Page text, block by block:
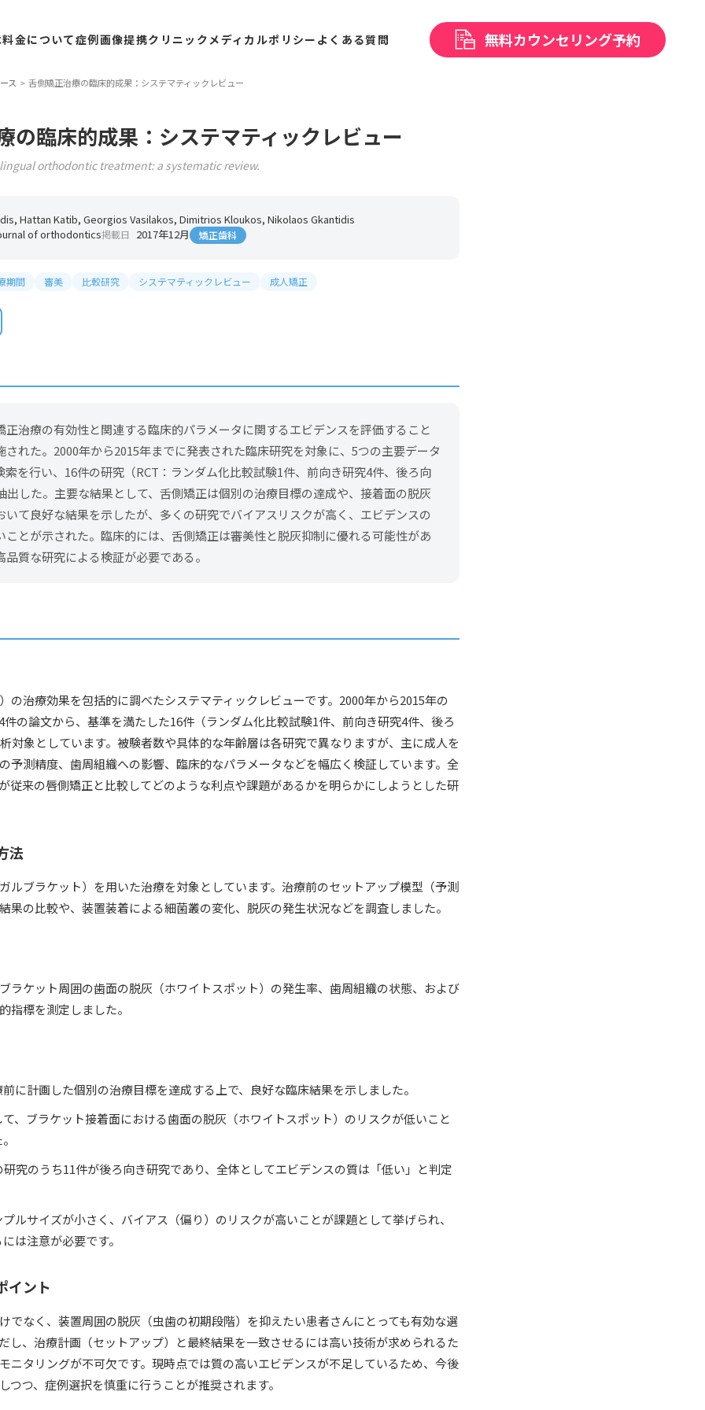
料金について症例画像提携クリニックメディカルポリシー よくある質問 無料カウンセリング予約
ス 舌側矯正治療の臨床的成果：システマティックレビュー
の臨床的成果：システマティックレビュー
orthodontic treatment: a systematic review.
Hattan Katib, Georgios Vasilakos, Dimitrios Kloukos, Nikolaos Gkantidis
of orthodontics掲載日 2017年12月 矯正歯科
期間 審美 比較研究 システマティックレビュー 成人矯正
正治療の有効性と関連する臨床的パラメータに関するエビデンスを評価すること
された。2000年から2015年までに発表された臨床研究を対象に、5つの主要データ
索を行い、16件の研究（RCT：ランダム化比較試験1件、前向き研究4件、後ろ向
出した。主要な結果として、舌側矯正は個別の治療目標の達成や、接着面の脱灰
いて良好な結果を示したが、多くの研究でバイアスリスクが高く、エビデンスの
ことが示された。臨床的には、舌側矯正は審美性と脱灰抑制に優れる可能性があ
質な研究による検証が必要である。
の治療効果を包括的に調べたシステマティックレビューです。2000年から2015年の
の論文から、基準を満たした16件（ランダム化比較試験1件、前向き研究4件、後ろ
対象としています。被験者数や具体的な年齢層は各研究で異なりますが、主に成人を
予測精度、歯周組織への影響、臨床的なパラメータなどを幅広く検証しています。全
従来の唇側矯正と比較してどのような利点や課題があるかを明らかにしようとした研
法
ルブラケット）を用いた治療を対象としています。治療前のセットアップ模型（予測
果の比較や、装置装着による細菌叢の変化、脱灰の発生状況などを調査しました。
ラケット周囲の歯面の脱灰（ホワイトスポット）の発生率、歯周組織の状態、および
指標を測定しました。
に計画した個別の治療目標を達成する上で、良好な臨床結果を示しました。
、ブラケット接着面における歯面の脱灰（ホワイトスポット）のリスクが低いこと
究のうち11件が後ろ向き研究であり、全体としてエビデンスの質は「低い」と判定
ルサイズが小さく、バイアス（偏り）のリスクが高いことが課題として挙げられ、
は注意が必要です。
イント
でなく、装置周囲の脱灰（虫歯の初期段階）を抑えたい患者さんにとっても有効な選
し、治療計画（セットアップ）と最終結果を一致させるには高い技術が求められるた
ニタリングが不可欠です。現時点では質の高いエビデンスが不足しているため、今後
つつ、症例選択を慎重に行うことが推奨されます。